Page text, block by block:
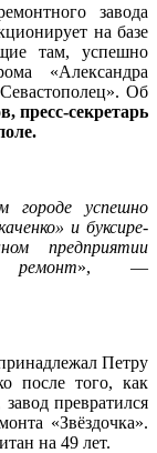
завода
на базе
там, успешно
«Александра
Об
пресс-секретарь
городе успешно
и буксире-
предприятии
», —
Петру
после того, как
превратился
«Звёздочка».
на 49 лет.